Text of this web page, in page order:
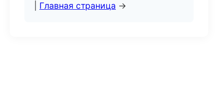
Главная страница →